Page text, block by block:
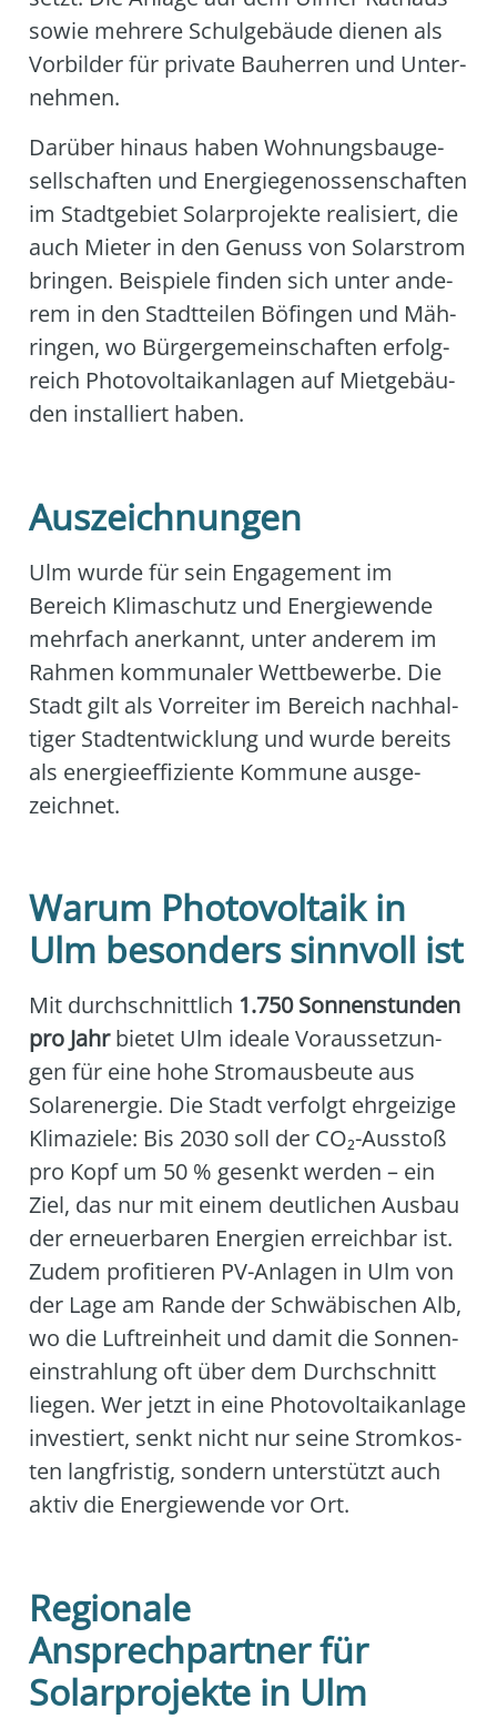
sowie meh­re­re Schul­ge­bäu­de die­nen als
Vor­bil­der für pri­va­te Bau­her­ren und Unter­
neh­men.
Dar­über hin­aus haben Woh­nungs­bau­ge­
sell­schaf­ten und Ener­gie­ge­nos­sen­schaf­ten
im Stadt­ge­biet Solar­pro­jek­te rea­li­siert, die
auch Mie­ter in den Genuss von Solar­strom
brin­gen. Bei­spie­le fin­den sich unter ande­
rem in den Stadt­tei­len Böfin­gen und Mäh­
rin­gen, wo Bür­ger­ge­mein­schaf­ten erfolg­
reich Pho­to­vol­ta­ik­an­la­gen auf Miet­ge­bäu­
den instal­liert haben.
Auszeichnungen
Ulm wur­de für sein Enga­ge­ment im
Bereich Kli­ma­schutz und Ener­gie­wen­de
mehr­fach aner­kannt, unter ande­rem im
Rah­men kom­mu­na­ler Wett­be­wer­be. Die
Stadt gilt als Vor­rei­ter im Bereich nach­hal­
ti­ger Stadt­ent­wick­lung und wur­de bereits
als ener­gie­ef­fi­zi­en­te Kom­mu­ne aus­ge­
zeich­net.
Warum Photovoltaik in
Ulm besonders sinnvoll ist
Mit durch­schnitt­lich 1.750 Son­nen­stun­den
pro Jahrbie­tet Ulm idea­le Vor­aus­set­zun­
gen für eine hohe Strom­aus­beu­te aus
Solar­ener­gie. Die Stadt ver­folgt ehr­gei­zi­ge
Kli­ma­zie­le: Bis 2030 soll der CO₂-Aus­stoß
pro Kopf um 50 % gesenkt wer­den – ein
Ziel, das nur mit einem deut­li­chen Aus­bau
der erneu­er­ba­ren Ener­gien erreich­bar ist.
Zudem pro­fi­tie­ren PV-Anla­gen in Ulm von
der Lage am Ran­de der Schwä­bi­schen Alb,
wo die Luft­rein­heit und damit die Son­nen­
ein­strah­lung oft über dem Durch­schnitt
lie­gen. Wer jetzt in eine Pho­to­vol­ta­ik­an­la­ge
inves­tiert, senkt nicht nur sei­ne Strom­kos­
ten lang­fris­tig, son­dern unter­stützt auch
aktiv die Ener­gie­wen­de vor Ort.
Regionale
Ansprechpartner für
Solarprojekte in Ulm